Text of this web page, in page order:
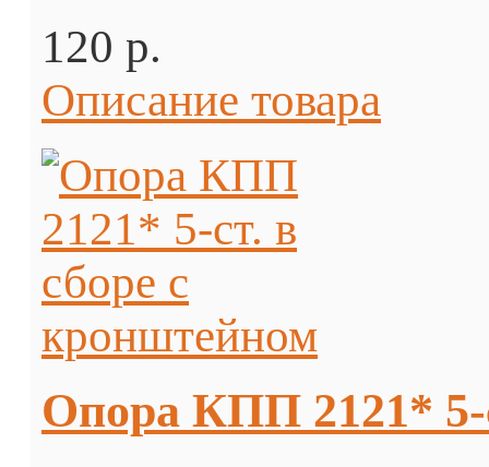
120 p.
Описание товара
Опора КПП 2121* 5-